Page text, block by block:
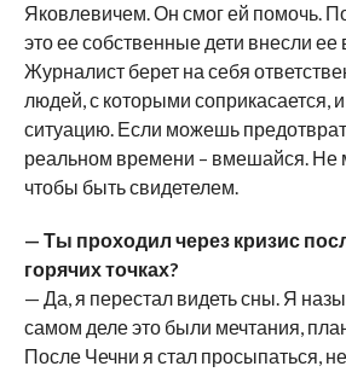
Яковлевичем. Он смог ей помочь.
это ее собственные дети внесли ее
Журналист берет на себя
людей, с которыми соприкасается,
ситуацию. Если можешь
реальном времени – вмешайся. Не
чтобы быть свидетелем.
— Ты проходил через кризис
горячих точках?
— Да, я перестал видеть сны. Я
самом деле это были мечтания,
После Чечни я стал просыпаться,